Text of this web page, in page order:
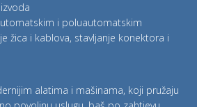
i poluautomatskim
žica i kablova, stavljanje konektora i
alatima i mašinama, koji pružaju